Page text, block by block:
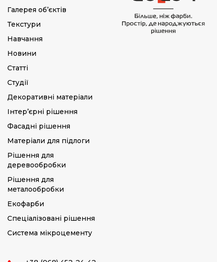
Галерея об’єктів
Текстури
Навчання
Новини
Статті
Студії
Декоративні матеріали
Інтер’єрні рішення
Фасадні рішення
Матеріали для підлоги
Рішення для
деревообробки
Рішення для
металообробки
Екофарби
Спеціалізовані рішення
Система мікроцементу